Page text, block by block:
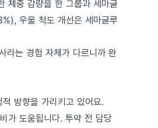
체중 감량을 한 그룹과 세마글
우울 척도 개선은 세마글루
라는 경험 자체가 다르니까 완
방향을 가리키고 있어요.
가 도움됩니다. 투약 전 담당